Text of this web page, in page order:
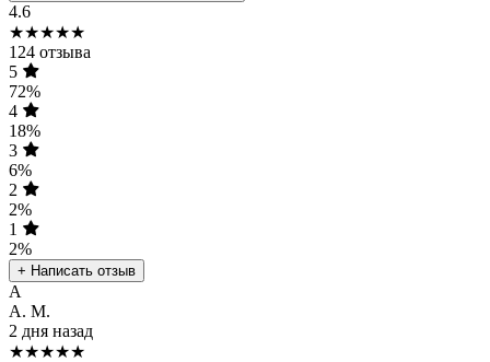
4.6
★★★★★
124 отзыва
5
72%
4
18%
3
6%
2
2%
1
2%
+ Написать отзыв
А
А. М.
2 дня назад
★★★★★